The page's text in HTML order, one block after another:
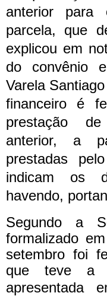
anterior para
parcela, que
explicou em
do convênio
Varela
financeiro é
prestação
anterior, a
prestadas
indicam os
havendo,
Segundo a
formalizado
setembro foi
que teve a
apresentada